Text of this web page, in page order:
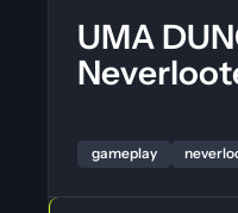
UMA
gameplay